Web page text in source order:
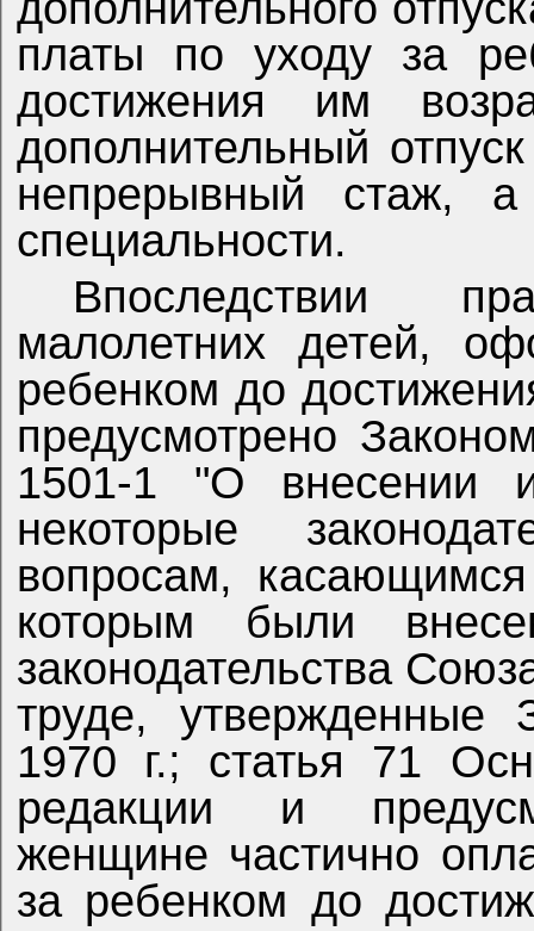
платы по уходу за
достижения им
дополнительный
непрерывный стаж,
специальности.
Впоследствии
малолетних детей,
ребенком до
предусмотрено
1501-1 "О внесении
некоторые
вопросам,
которым были
законодательства
труде,
1970 г.; статья 71
редакции и
женщине частично
за ребенком до